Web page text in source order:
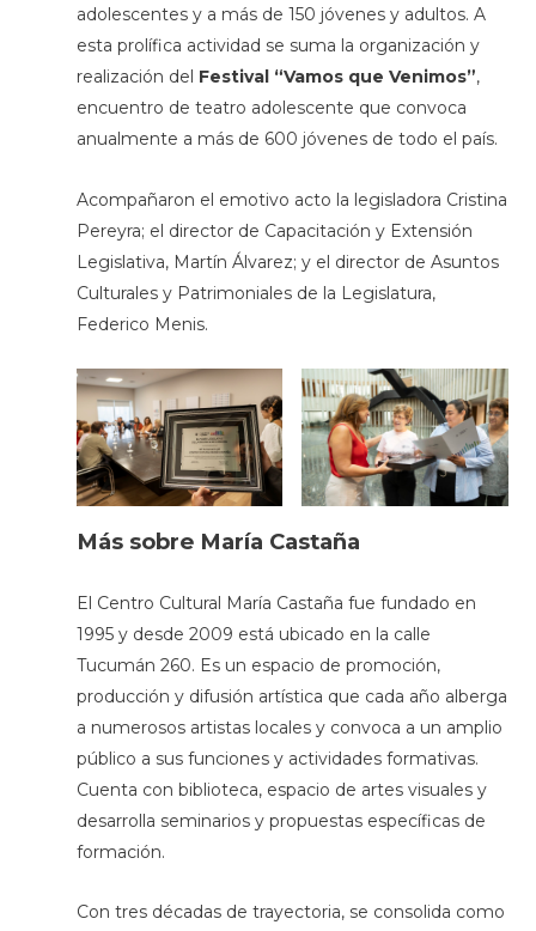
adolescentes y a más de 150 jóvenes y adultos. A
esta prolífica actividad se suma la organización y
realización del Festival “Vamos que Venimos”,
encuentro de teatro adolescente que convoca
anualmente a más de 600 jóvenes de todo el país.
Acompañaron el emotivo acto la legisladora Cristina
Pereyra; el director de Capacitación y Extensión
Legislativa, Martín Álvarez; y el director de Asuntos
Culturales y Patrimoniales de la Legislatura,
Federico Menis.
Más sobre María Castaña
El Centro Cultural María Castaña fue fundado en
1995 y desde 2009 está ubicado en la calle
Tucumán 260. Es un espacio de promoción,
producción y difusión artística que cada año alberga
a numerosos artistas locales y convoca a un amplio
público a sus funciones y actividades formativas.
Cuenta con biblioteca, espacio de artes visuales y
desarrolla seminarios y propuestas específicas de
formación.
Con tres décadas de trayectoria, se consolida como